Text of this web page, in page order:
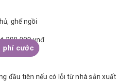
ghế ngồi
200.000 vnđ
đầu tiên nếu có lỗi từ nhà sản xuất
phí cước